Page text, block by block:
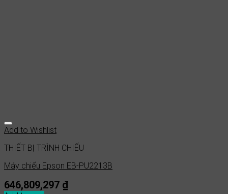
Add to Wishlist
THIẾT BỊ TRÌNH CHIẾU
Máy chiếu Epson EB-PU2213B
646,809,297 ₫